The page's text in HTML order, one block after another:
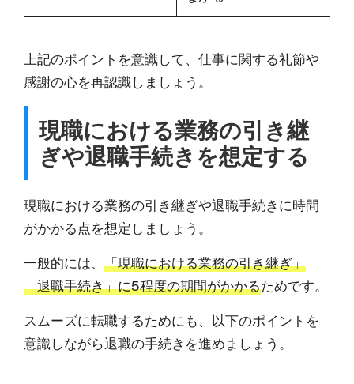
上記のポイントを意識して、仕事に関する礼節や
感謝の心を再認識しましょう。
現職における業務の引き継
ぎや退職手続きを想定する
現職における業務の引き継ぎや退職手続きに時間
がかかる点を想定しましょう。
一般的には、 「現職における業務の引き継ぎ」
「退職手続き」に5程度の期間がかかるためです。
スムーズに転職するためにも、以下のポイントを
意識しながら退職の手続きを進めましょう。